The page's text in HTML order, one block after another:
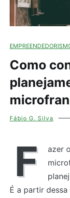
Como
Fábio G. Silva
F
azer
É a partir